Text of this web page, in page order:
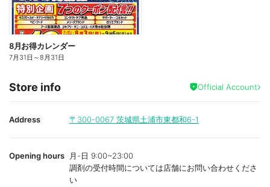
8月お得カレンダー
7月31日 ～8月31日
Store info Official Account
Address 〒300-0067 茨城県土浦市東都和6-1
Opening hours
月-日 9:00~23:00
調剤の受付時間については店舗にお問い合わせくださ
い